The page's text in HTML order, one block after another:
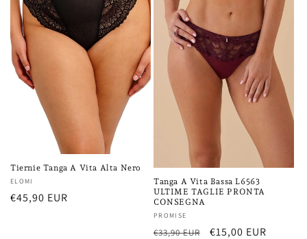
Tiernie Tanga A Vita Alta Nero
Fornitore:
ELOMI
Prezzo
€45,90 EUR
Tanga A Vita Bassa L6563
ULTIME TAGLIE PRONTA
CONSEGNA
Fornitore:
PROMISE
Prezzo
€33,90 EUR
Prezzo
€15,00 EUR